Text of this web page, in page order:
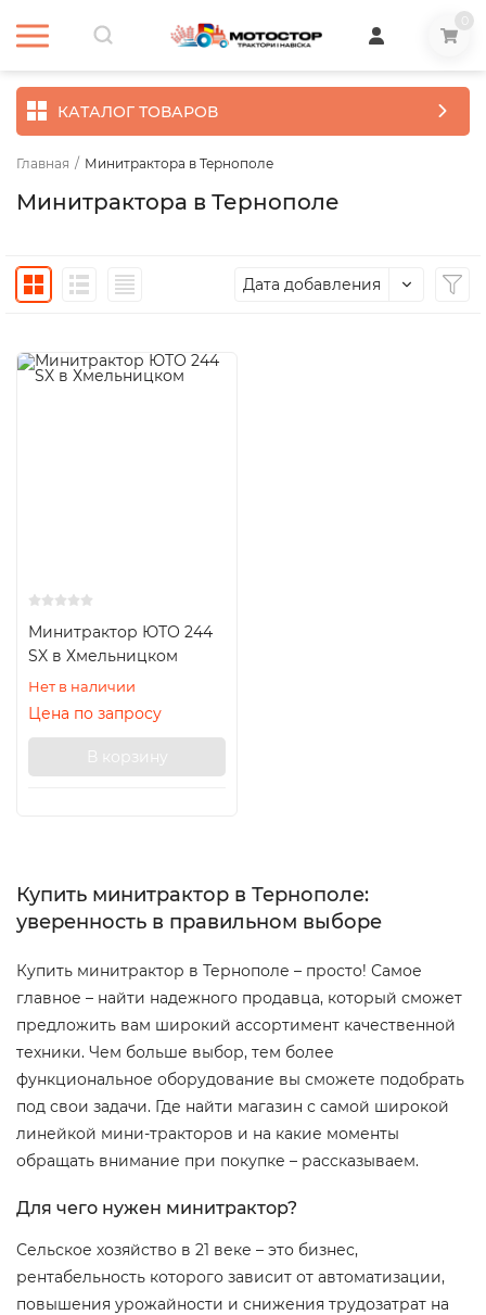
КАТАЛОГ ТОВАРОВ
Главная / Минитрактора в Тернополе
Минитрактора в Тернополе
Дата добавления
Минитрактор ЮТО 244
SX в Хмельницком
Нет в наличии
Цена по запросу
В корзину
Купить минитрактор в Тернополе:
уверенность в правильном выборе
Купить минитрактор в Тернополе – просто! Самое
главное – найти надежного продавца, который сможет
предложить вам широкий ассортимент качественной
техники. Чем больше выбор, тем более
функциональное оборудование вы сможете подобрать
под свои задачи. Где найти магазин с самой широкой
линейкой мини-тракторов и на какие моменты
обращать внимание при покупке – рассказываем.
Для чего нужен минитрактор?
Сельское хозяйство в 21 веке – это бизнес,
рентабельность которого зависит от автоматизации,
повышения урожайности и снижения трудозатрат на